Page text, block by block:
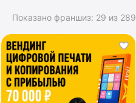
Показано франшиз: 29 из 289